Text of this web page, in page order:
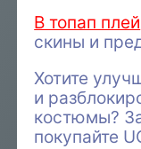
В топап плей
скины и
Хотите
и
костюмы?
покупайте